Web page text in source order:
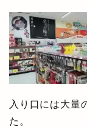
入り口には大量
た。